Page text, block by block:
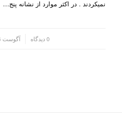
نمیکردند . در اکثر موارد از نشانه پنج…
0 دیدگاه آگوست 26, 2023